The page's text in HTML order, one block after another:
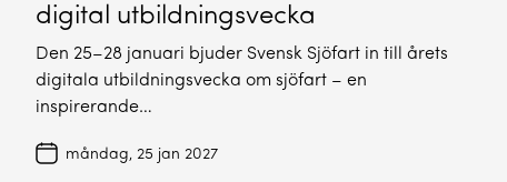
digital utbildningsvecka
Den 25–28 januari bjuder Svensk Sjöfart in till årets
digitala utbildningsvecka om sjöfart – en
inspirerande…
måndag, 25 jan 2027